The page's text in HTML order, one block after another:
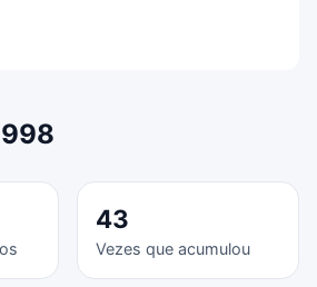
43
Vezes que acumulou